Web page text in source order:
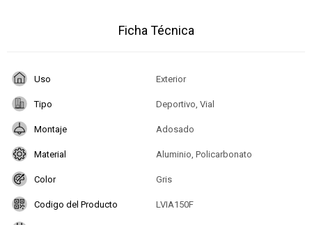
Ficha Técnica
Uso Exterior
Tipo Deportivo, Vial
Montaje Adosado
Material Aluminio, Policarbonato
Color Gris
Codigo del Producto LVIA150F